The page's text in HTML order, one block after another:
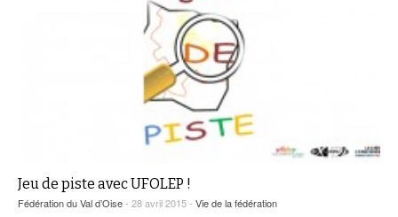
Jeu de piste avec UFOLEP !
Fédération du Val d’Oise- 28 avril 2015 - Vie de la fédération